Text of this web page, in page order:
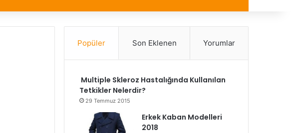
Popüler Son Eklenen Yorumlar
Multiple Skleroz Hastalığında Kullanılan
Tetkikler Nelerdir?
29 Temmuz 2015
Erkek Kaban Modelleri
2018